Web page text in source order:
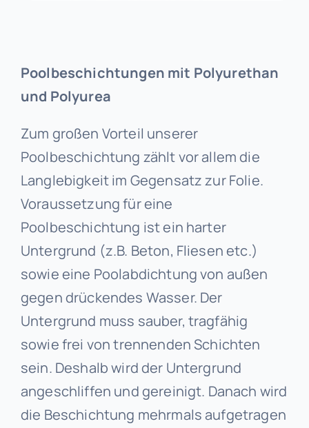
Poolbeschichtungen mit Polyurethan
und Polyurea
Zum großen Vorteil unserer
Poolbeschichtung zählt vor allem die
Langlebigkeit im Gegensatz zur Folie.
Voraussetzung für eine
Poolbeschichtung ist ein harter
Untergrund (z.B. Beton, Fliesen etc.)
sowie eine Poolabdichtung von außen
gegen drückendes Wasser. Der
Untergrund muss sauber, tragfähig
sowie frei von trennenden Schichten
sein. Deshalb wird der Untergrund
angeschliffen und gereinigt. Danach wird
die Beschichtung mehrmals aufgetragen